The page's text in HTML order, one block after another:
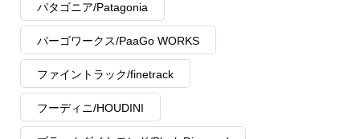
パタゴニア/Patagonia
パーゴワークス/PaaGo WORKS
ファイントラック/finetrack
フーディニ/HOUDINI